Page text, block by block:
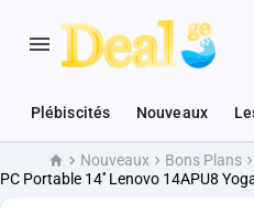
Plébiscités Nouveaux
AccueilNouveaux Bons Plans